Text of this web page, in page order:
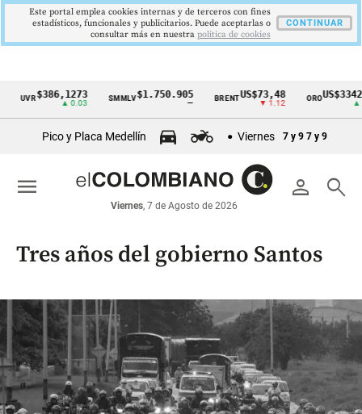
Cintillo
económicos
Colombia
▲ 0.03
SMMLV $1.750.905 BRENT US$73,48
▼ 1.12
OROUS$3342,60
▲ 8.20
Pico y Placa Medellín Viernes 7 y 9 7 y 9
person search
Viernes, 7 de Agosto de 2026
menu
Tres años del gobierno Santos
Este portal emplea cookies internas y de terceros con fines
estadísticos, funcionales y publicitarios. Puede aceptarlas o
consultar más en nuestra politica de cookies
CONTINUAR